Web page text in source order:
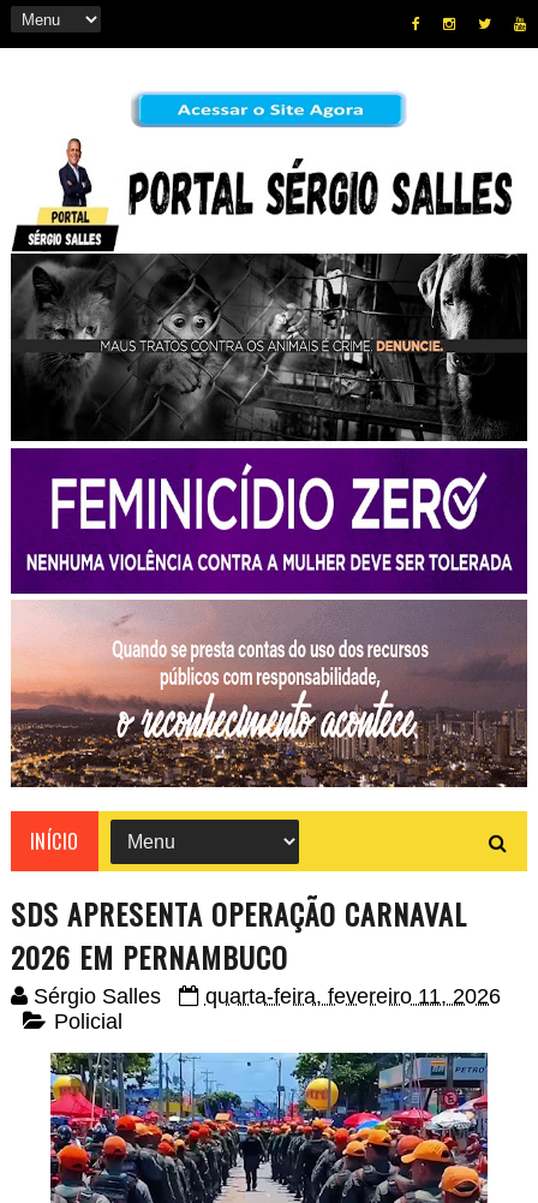
INÍCIO
SDS APRESENTA OPERAÇÃO CARNAVAL
2026 EM PERNAMBUCO
Sérgio Salles
quarta-feira, fevereiro 11, 2026
Policial